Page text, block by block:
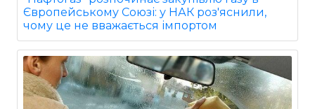
Європейському Союзі: у НАК роз'яснили,
чому це не вважається імпортом